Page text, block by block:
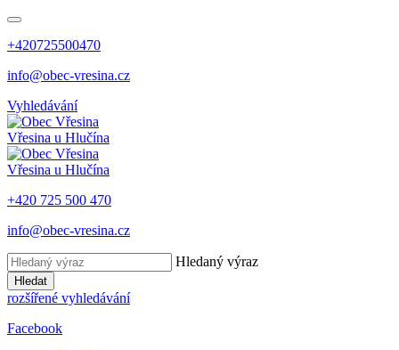
+420725500470
info@obec-vresina.cz
Vyhledávání
Vřesina u Hlučína
Vřesina u Hlučína
+420 725 500 470
info@obec-vresina.cz
Hledaný výraz
Hledat
rozšířené vyhledávání
Facebook